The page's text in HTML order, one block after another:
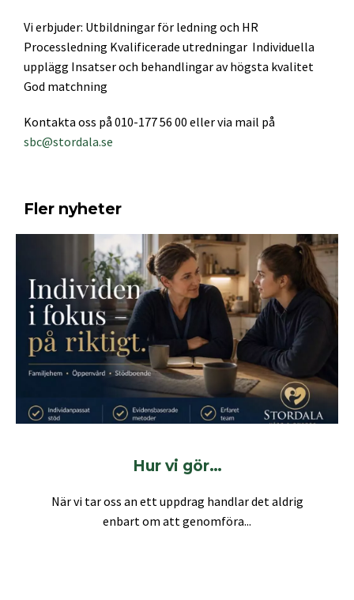
Vi erbjuder: Utbildningar för ledning och HR
Processledning Kvalificerade utredningar Individuella
upplägg Insatser och behandlingar av högsta kvalitet
God matchning
Kontakta oss på 010-177 56 00 eller via mail på
sbc@stordala.se
Fler nyheter
Hur vi gör…
När vi tar oss an ett uppdrag handlar det aldrig
enbart om att genomföra...